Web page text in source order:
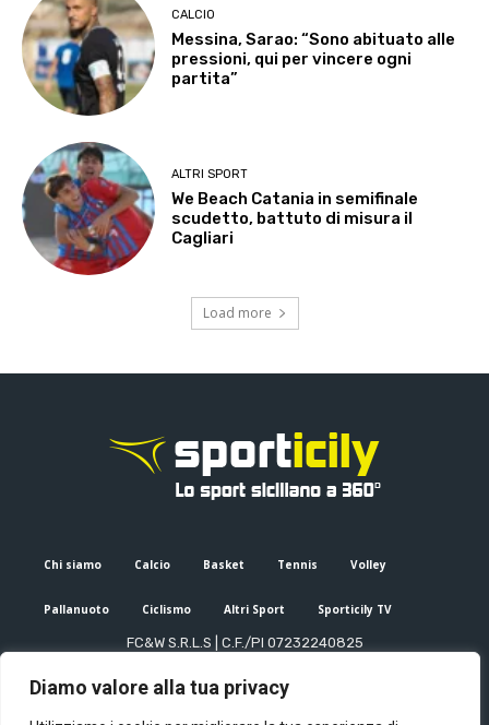
Diamo valore alla tua privacy
CALCIO
Messina, Sarao: “Sono abituato alle
pressioni, qui per vincere ogni
partita”
ALTRI SPORT
We Beach Catania in semifinale
scudetto, battuto di misura il
Cagliari
Load more
Chi siamo Calcio Basket Tennis Volley
Pallanuoto Ciclismo Altri Sport Sporticily TV
FC&W S.R.L.S | C.F./PI 07232240825
Editore e direttore responsabile: Francesco Cammuca | Registro